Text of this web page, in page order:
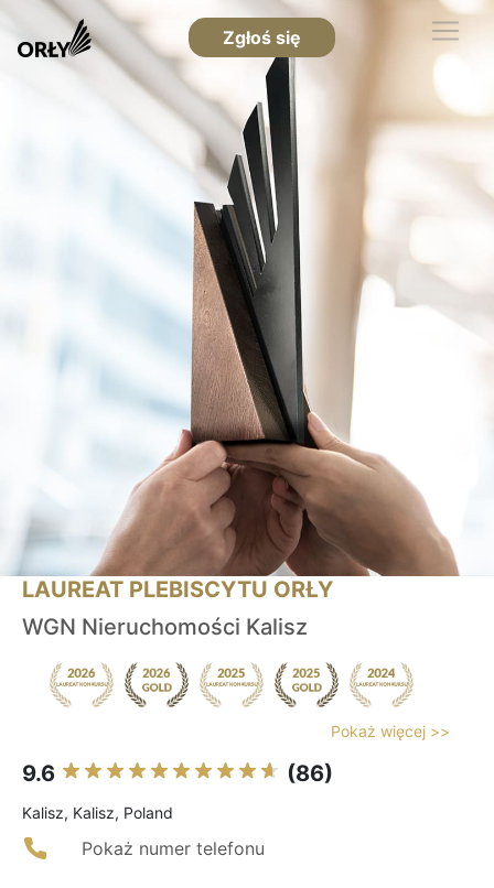
Zgłoś się
LAUREAT PLEBISCYTU ORŁY
WGN Nieruchomości Kalisz
Pokaż więcej >>
9.6 (86)
Kalisz, Kalisz, Poland
Pokaż numer telefonu